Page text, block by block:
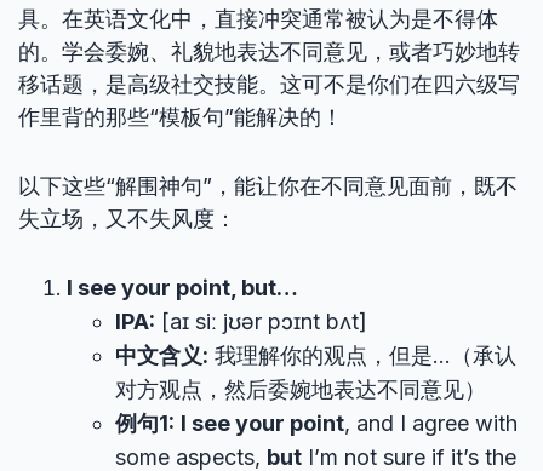
具。在英语文化中，直接冲突通常被认为是不得体
的。学会委婉、礼貌地表达不同意见，或者巧妙地转
移话题，是高级社交技能。这可不是你们在四六级写
作里背的那些“模板句”能解决的！
以下这些“解围神句”，能让你在不同意见面前，既不
失立场，又不失风度：
I see your point, but…
IPA: [aɪ siː jʊər pɔɪnt bʌt]
中文含义: 我理解你的观点，但是…（承认
对方观点，然后委婉地表达不同意见）
例句1: I see your point, and I agree with
some aspects, but I’m not sure if it’s the